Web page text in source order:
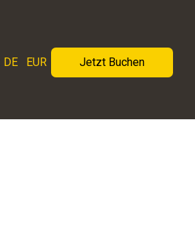
DE EUR Jetzt Buchen